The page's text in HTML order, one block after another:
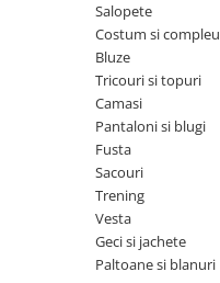
Salopete
Costum si compleu
Bluze
Tricouri si topuri
Camasi
Pantaloni si blugi
Fusta
Sacouri
Trening
Vesta
Geci si jachete
Paltoane si blanuri